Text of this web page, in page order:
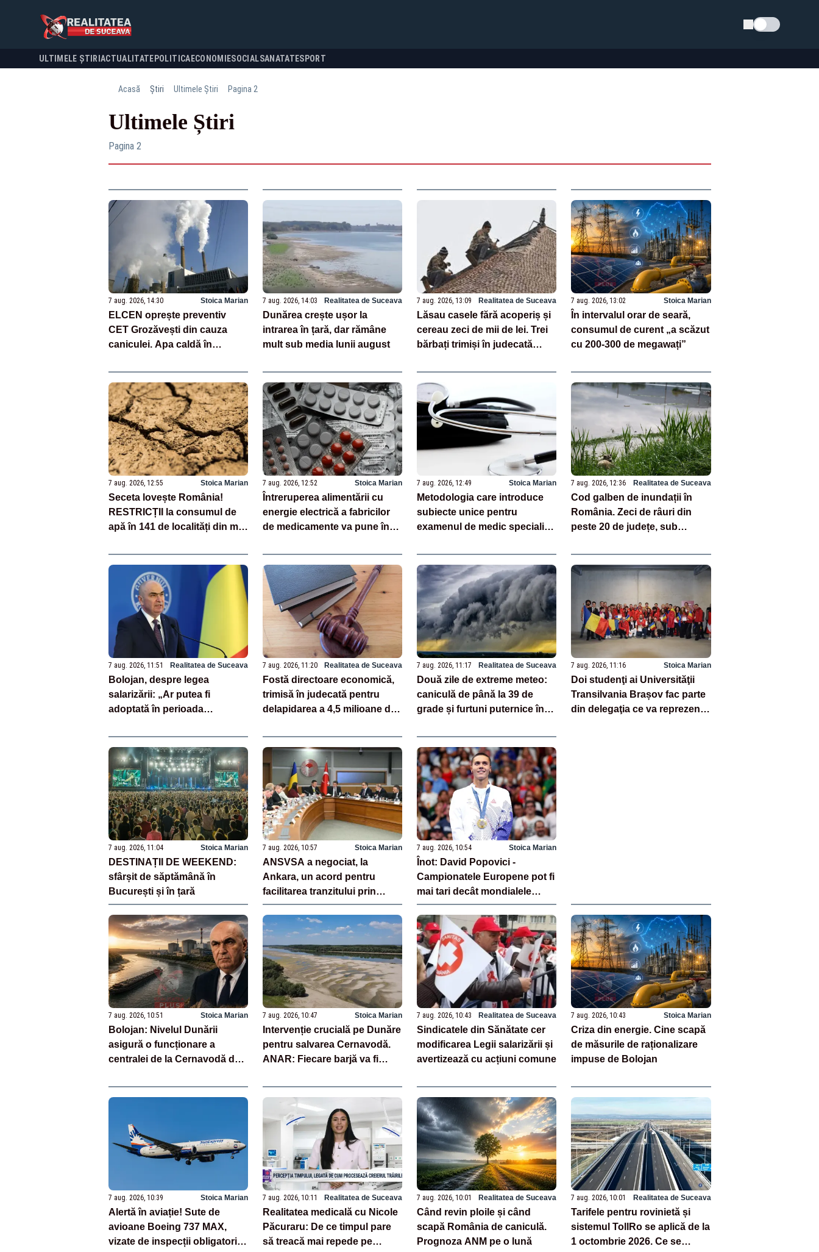
Schimba tema
ULTIMELE ȘTIRI ACTUALITATE POLITICA ECONOMIESOCIALSANATATESPORT
Acasă Știri Ultimele Știri Pagina 2
Ultimele Știri
Pagina 2
7 aug. 2026, 14:30 Stoica Marian
ELCEN oprește preventiv
CET Grozăvești din cauza
caniculei. Apa caldă în
7 aug. 2026, 14:03 Realitatea de Suceava
Dunărea crește ușor la
intrarea în țară, dar rămâne
mult sub media lunii august
7 aug. 2026, 13:09 Realitatea de Suceava
Lăsau casele fără acoperiș și
cereau zeci de mii de lei. Trei
bărbați trimiși în judecată
7 aug. 2026, 13:02 Stoica Marian
În intervalul orar de seară,
consumul de curent „a scăzut
cu 200-300 de megawați”
7 aug. 2026, 12:55 Stoica Marian
Seceta lovește România!
RESTRICȚII la consumul de
apă în 141 de localități din mai
7 aug. 2026, 12:52 Stoica Marian
Întreruperea alimentării cu
energie electrică a fabricilor
de medicamente va pune în
7 aug. 2026, 12:49 Stoica Marian
Metodologia care introduce
subiecte unice pentru
examenul de medic specialist,
7 aug. 2026, 12:36 Realitatea de Suceava
Cod galben de inundații în
România. Zeci de râuri din
peste 20 de județe, sub
7 aug. 2026, 11:51 Realitatea de Suceava
Bolojan, despre legea
salarizării: „Ar putea fi
adoptată în perioada
depunerea din cauza unor
discursuri iresponsabile în
spaţiul public”
7 aug. 2026, 11:20 Realitatea de Suceava
Fostă directoare economică,
trimisă în judecată pentru
delapidarea a 4,5 milioane de
7 aug. 2026, 11:17 Realitatea de Suceava
Două zile de extreme meteo:
caniculă de până la 39 de
grade și furtuni puternice în
7 aug. 2026, 11:16 Stoica Marian
Doi studenţi ai Universităţii
Transilvania Brașov fac parte
din delegaţia ce va reprezenta
7 aug. 2026, 11:04 Stoica Marian
DESTINAȚII DE WEEKEND:
sfârșit de săptămână în
București și în țară
7 aug. 2026, 10:57 Stoica Marian
ANSVSA a negociat, la
Ankara, un acord pentru
facilitarea tranzitului prin
Turcia al carcaselor de ovine
și bovine
7 aug. 2026, 10:54 Stoica Marian
Înot: David Popovici -
Campionatele Europene pot fi
mai tari decât mondialele
după revenirea rușilor
7 aug. 2026, 10:51 Stoica Marian
Bolojan: Nivelul Dunării
asigură o funcționare a
centralei de la Cernavodă de
vor scădea
7 aug. 2026, 10:47 Stoica Marian
Intervenție crucială pe Dunăre
pentru salvarea Cernavodă.
ANAR: Fiecare barjă va fi
7 aug. 2026, 10:43 Realitatea de Suceava
Sindicatele din Sănătate cer
modificarea Legii salarizării și
avertizează cu acțiuni comune
7 aug. 2026, 10:43 Stoica Marian
Criza din energie. Cine scapă
de măsurile de raționalizare
impuse de Bolojan
7 aug. 2026, 10:39 Stoica Marian
Alertă în aviație! Sute de
avioane Boeing 737 MAX,
vizate de inspecții obligatorii,
7 aug. 2026, 10:11 Realitatea de Suceava
Realitatea medicală cu Nicole
Păcuraru: De ce timpul pare
să treacă mai repede pe
7 aug. 2026, 10:01 Realitatea de Suceava
Când revin ploile și când
scapă România de caniculă.
Prognoza ANM pe o lună
7 aug. 2026, 10:01 Realitatea de Suceava
Tarifele pentru rovinietă și
sistemul TollRo se aplică de la
1 octombrie 2026. Ce se